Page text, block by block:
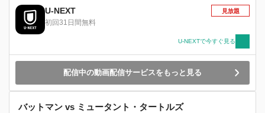
は、真相究明のためヒノモトへ向かう。そこに
は、ヤクザがヤクザを支配し、血で血を洗う究極
の仁義なき世界が広がっていた。そして、その頂
点に君臨するのは、いなくなったはずのジャステ
「ヤクザリーグ」の超人たちだった。 ゴッサ
ム・シティに攻撃を仕掛けてくるヤクザリーグを
相手に、バットマンの必死の反撃が始まる！
U-NEXT
初回31日間無料
見放題
U-NEXTで今すぐ見る
配信中の動画配信サービスをもっと見る
バットマン vs ミュータント・タートルズ